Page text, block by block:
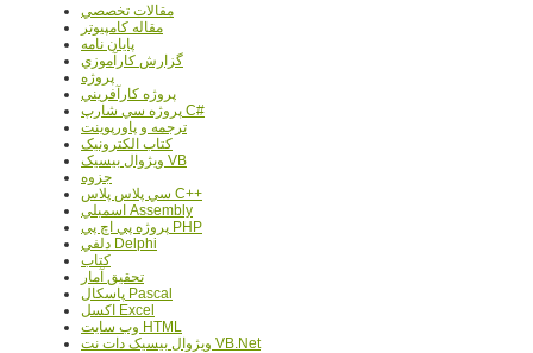
مقالات تخصصي
مقاله کامپیوتر
پایان نامه
گزارش کارآموزي
پروژه
پروژه کارآفريني
پروژه سي شارپ C#
ترجمه و پاورپوينت
کتاب الکترونيک
ويژوال بيسيک VB
جزوه
سي پلاس پلاس C++
اسمبلي Assembly
پروژه پي اچ پي PHP
دلفي Delphi
کتاب
تحقيق آمار
پاسکال Pascal
اکسل Excel
وب سايت HTML
ويژوال بيسيک دات نت VB.Net